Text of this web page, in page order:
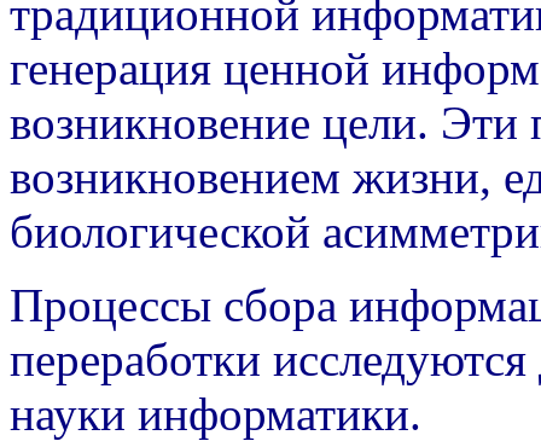
традиционной
генерация ценной
возникновение цели. Эти
возникновением жизни,
биологической
Процессы сбора
переработки
науки информатики.